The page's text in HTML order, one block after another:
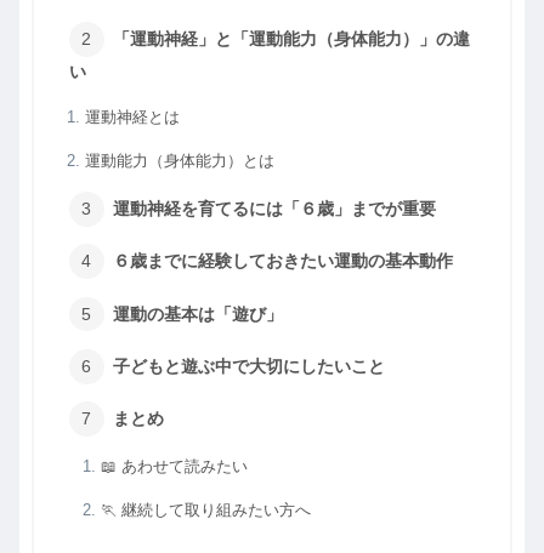
「運動神経」と「運動能力（身体能力）」の違
い
運動神経とは
運動能力（身体能力）とは
運動神経を育てるには「６歳」までが重要
６歳までに経験しておきたい運動の基本動作
運動の基本は「遊び」
子どもと遊ぶ中で大切にしたいこと
まとめ
📖 あわせて読みたい
🏃 継続して取り組みたい方へ